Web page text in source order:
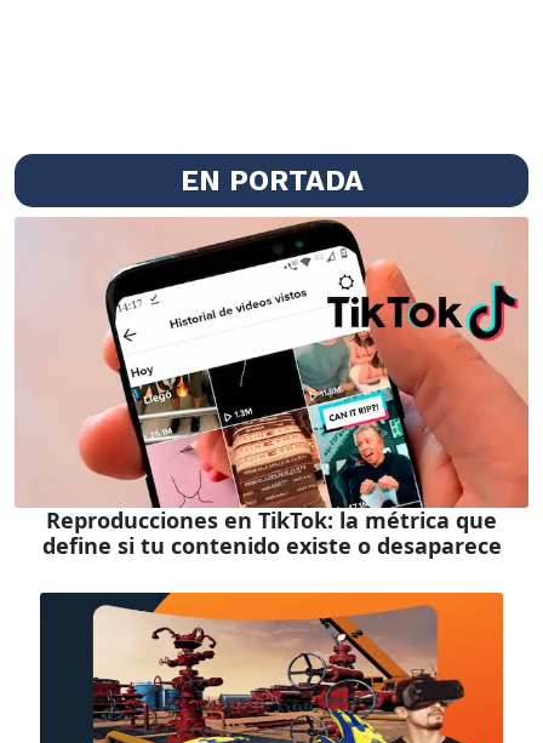
EN PORTADA
Reproducciones en TikTok: la métrica que
define si tu contenido existe o desaparece